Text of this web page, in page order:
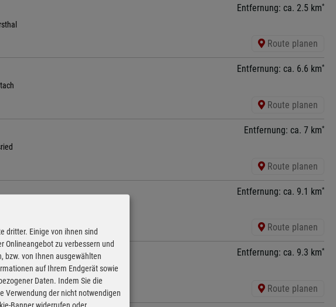
Entfernung: ca. 2.5 km*
Route planen
Entfernung: ca. 6.6 km*
Route planen
Entfernung: ca. 7 km*
Route planen
Entfernung: ca. 9.1 km*
Route planen
Entfernung: ca. 9.3 km*
Route planen
dritter. Einige von ihnen sind
Onlineangebot zu verbessern und
bzw. von Ihnen ausgewählten
auf Ihrem Endgerät sowie
Daten. Indem Sie die
Verwendung der nicht notwendigen
Banner widerrufen oder